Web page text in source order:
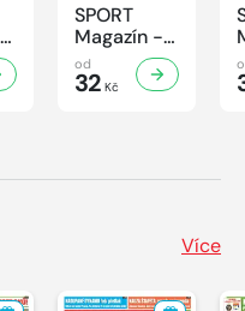
SPORT
Magazín -
30/2026
od
32 Kč
Více